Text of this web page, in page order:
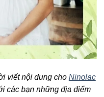
viết nội dung cho Ninolac
các bạn những địa điểm